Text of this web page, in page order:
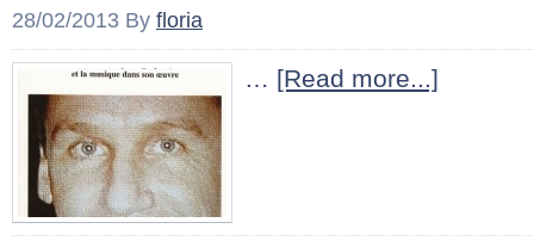
28/02/2013 By floria
… [Read more...]